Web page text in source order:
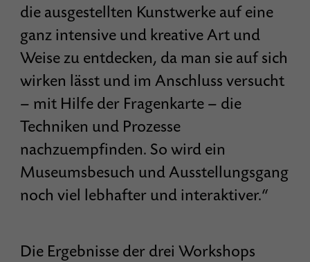
die ausgestellten Kunstwerke auf eine
ganz intensive und kreative Art und
Weise zu entdecken, da man sie auf sich
wirken lässt und im Anschluss versucht
– mit Hilfe der Fragenkarte – die
Techniken und Prozesse
nachzuempfinden. So wird ein
Museumsbesuch und Ausstellungsgang
noch viel lebhafter und interaktiver.“
Die Ergebnisse der drei Workshops